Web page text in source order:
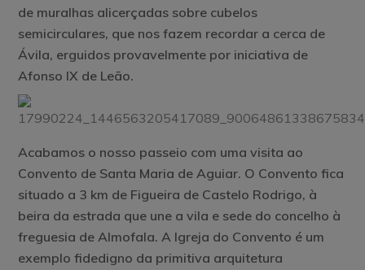
de muralhas alicerçadas sobre cubelos
semicirculares, que nos fazem recordar a cerca de
Ávila, erguidos provavelmente por iniciativa de
Afonso IX de Leão.
Acabamos o nosso passeio com uma visita ao
Convento de Santa Maria de Aguiar. O Convento fica
situado a 3 km de Figueira de Castelo Rodrigo, à
beira da estrada que une a vila e sede do concelho à
freguesia de Almofala. A Igreja do Convento é um
exemplo fidedigno da primitiva arquitetura